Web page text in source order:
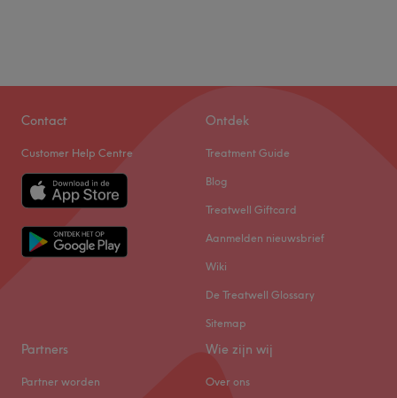
Contact
Customer Help Centre
Ontdek
Treatment Guide
Blog
Treatwell Giftcard
Aanmelden nieuwsbrief
Wiki
De Treatwell Glossary
Sitemap
Partners
Partner worden
Wie zijn wij
Over ons